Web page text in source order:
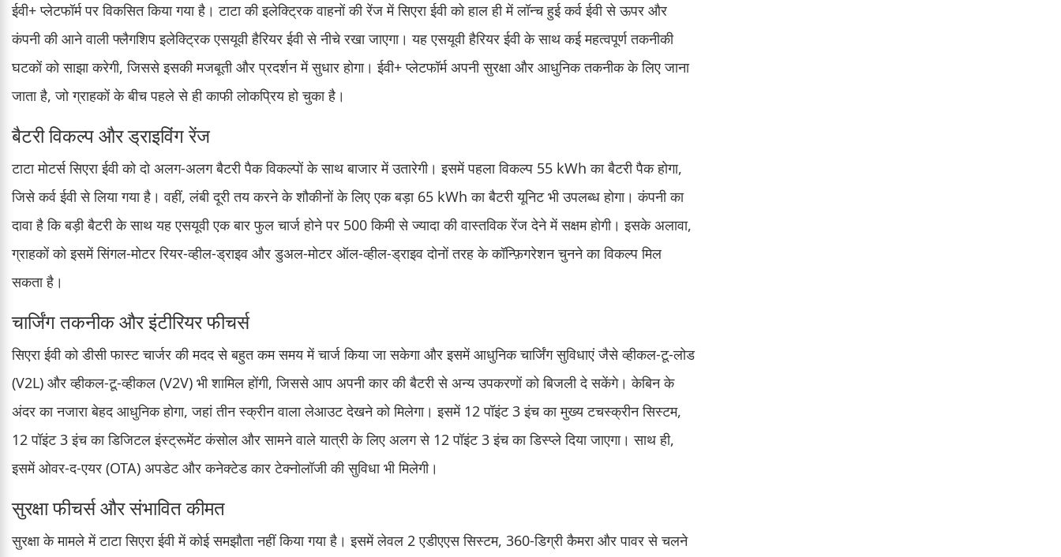
ईवी+ प्लेटफॉर्म पर विकसित किया गया है। टाटा की इलेक्ट्रिक वाहनों की रेंज में सिएरा ईवी को हाल ही में लॉन्च हुई कर्व ईवी से ऊपर और
कंपनी की आने वाली फ्लैगशिप इलेक्ट्रिक एसयूवी हैरियर ईवी से नीचे रखा जाएगा। यह एसयूवी हैरियर ईवी के साथ कई महत्वपूर्ण तकनीकी
घटकों को साझा करेगी, जिससे इसकी मजबूती और प्रदर्शन में सुधार होगा। ईवी+ प्लेटफॉर्म अपनी सुरक्षा और आधुनिक तकनीक के लिए जाना
जाता है, जो ग्राहकों के बीच पहले से ही काफी लोकप्रिय हो चुका है।
बैटरी विकल्प और ड्राइविंग रेंज
टाटा मोटर्स सिएरा ईवी को दो अलग-अलग बैटरी पैक विकल्पों के साथ बाजार में उतारेगी। इसमें पहला विकल्प 55 kWh का बैटरी पैक होगा,
जिसे कर्व ईवी से लिया गया है। वहीं, लंबी दूरी तय करने के शौकीनों के लिए एक बड़ा 65 kWh का बैटरी यूनिट भी उपलब्ध होगा। कंपनी का
दावा है कि बड़ी बैटरी के साथ यह एसयूवी एक बार फुल चार्ज होने पर 500 किमी से ज्यादा की वास्तविक रेंज देने में सक्षम होगी। इसके अलावा,
ग्राहकों को इसमें सिंगल-मोटर रियर-व्हील-ड्राइव और डुअल-मोटर ऑल-व्हील-ड्राइव दोनों तरह के कॉन्फ़िगरेशन चुनने का विकल्प मिल
सकता है।
चार्जिंग तकनीक और इंटीरियर फीचर्स
सिएरा ईवी को डीसी फास्ट चार्जर की मदद से बहुत कम समय में चार्ज किया जा सकेगा और इसमें आधुनिक चार्जिंग सुविधाएं जैसे व्हीकल-टू-लोड
(V2L) और व्हीकल-टू-व्हीकल (V2V) भी शामिल होंगी, जिससे आप अपनी कार की बैटरी से अन्य उपकरणों को बिजली दे सकेंगे। केबिन के
अंदर का नजारा बेहद आधुनिक होगा, जहां तीन स्क्रीन वाला लेआउट देखने को मिलेगा। इसमें 12 पॉइंट 3 इंच का मुख्य टचस्क्रीन सिस्टम,
12 पॉइंट 3 इंच का डिजिटल इंस्ट्रूमेंट कंसोल और सामने वाले यात्री के लिए अलग से 12 पॉइंट 3 इंच का डिस्प्ले दिया जाएगा। साथ ही,
इसमें ओवर-द-एयर (OTA) अपडेट और कनेक्टेड कार टेक्नोलॉजी की सुविधा भी मिलेगी।
सुरक्षा फीचर्स और संभावित कीमत
सुरक्षा के मामले में टाटा सिएरा ईवी में कोई समझौता नहीं किया गया है। इसमें लेवल 2 एडीएएस सिस्टम, 360-डिग्री कैमरा और पावर से चलने